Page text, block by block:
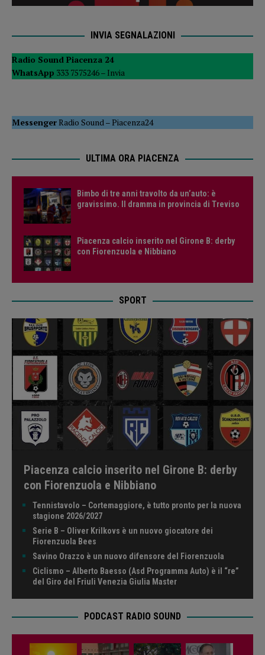
INVIA SEGNALAZIONI
Radio Sound Piacenza 24
WhatsApp 333 7575246 – Invia
MessengerRadio Sound–Piacenza24
ULTIMA ORA PIACENZA
Bimbo di tre anni travolto da un’auto: è
gravissimo. Il dramma in provincia di Treviso
Piacenza calcio inserito nel Girone B: derby
con Fiorenzuola e Nibbiano
SPORT
Piacenza calcio inserito nel Girone B: derby
con Fiorenzuola e Nibbiano
Tennistavolo – Cortemaggiore, è tutto pronto per la nuova
stagione 2026/2027
Serie B – Oliver Krilkovs è un nuovo giocatore dei
Fiorenzuola Bees
Savino Orazzo è un nuovo difensore del Fiorenzuola
Ciclismo – Alberto Baesso (Asd Programma Auto) è il “re”
del Giro del Friuli Venezia Giulia Master
PODCAST RADIO SOUND